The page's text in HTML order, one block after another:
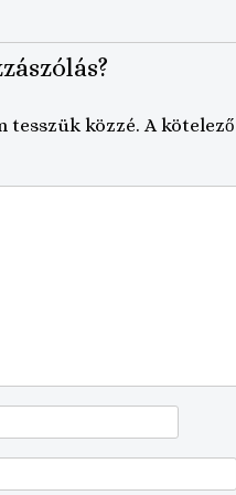
tesszük közzé. A